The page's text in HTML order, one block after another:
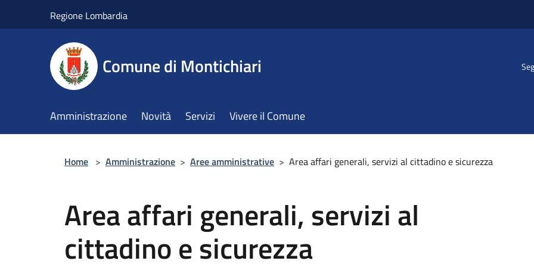
Regione Lombardia
Comune di Montichiari
Amministrazione Novità Servizi Vivere il Comune
Home > Amministrazione > Aree amministrative > Area affari generali, servizi al cittadino e sicurezza
Area affari generali, servizi al
cittadino e sicurezza